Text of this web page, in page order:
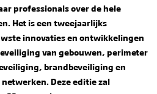
professionals over de hele
Het is een tweejaarlijks
innovaties en ontwikkelingen
van gebouwen, perimeter
brandbeveiliging en
Deze editie zal